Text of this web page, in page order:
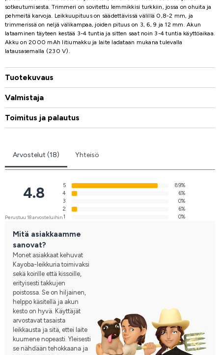
sotkeutumisesta. Trimmeri on sovitettu lemmikkisi turkkiin, jossa on ohuita ja
pehmeitä karvoja. Leikkuupituus on säädettävissä välillä 0,8-2 mm, ja
trimmerissä on neljä välikampaa, joiden pituus on 3, 6, 9 ja 12 mm. Akun
lataaminen täyteen kestää 3-4 tuntia ja sitten saat noin 3-4 tuntia käyttöaikaa.
Akku on 2000 mAh litiumakku ja laite ladataan mukana tulevalla
latausasemalla (230 V).
Tuotekuvaus
Valmistaja
Toimitus ja palautus
Arvostelut (18) Yhteisö
4.8
Perustuu 18 arvosteluihin
5
89%
4
6%
3
0%
2
6%
1
0%
Mitä asiakkaamme
sanovat?
Monet asiakkaat kehuvat
Kayoba-leikkuria toimivaksi
sekä koirille että kissoille,
erityisesti takkujen
poistossa. Se on hiljainen,
helppo käsitellä ja akun
kesto on hyvä. Käyttäjät
arvostavat tasaista
leikkausta ja sitä, ettei laite
kuumene nopeasti. Yleisesti
se nähdään tehokkaana ja